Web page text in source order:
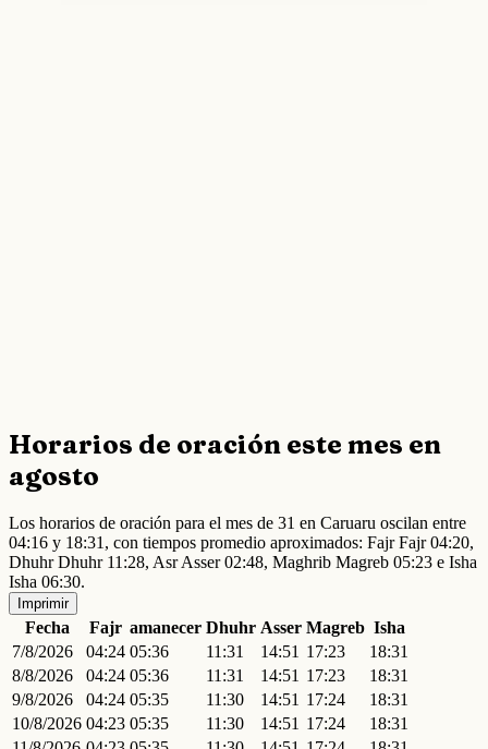
Horarios de oración este mes en
agosto
Los horarios de oración para el mes de 31 en Caruaru oscilan entre
04:16 y 18:31, con tiempos promedio aproximados: Fajr Fajr 04:20,
Dhuhr Dhuhr 11:28, Asr Asser 02:48, Maghrib Magreb 05:23 e Isha
Isha 06:30.
Imprimir
Fecha Fajr amanecer Dhuhr Asser Magreb Isha
7/8/2026
04:24 05:36 11:31 14:51 17:23
18:31
8/8/2026
04:24 05:36 11:31 14:51 17:23
18:31
9/8/2026
04:24 05:35 11:30 14:51 17:24
18:31
10/8/2026 04:23 05:35 11:30 14:51 17:24
18:31